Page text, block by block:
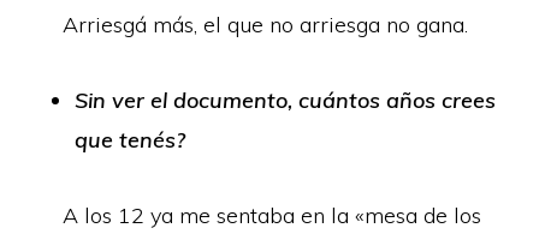
Arriesgá más, el que no arriesga no gana.
Sin ver el documento, cuántos años crees
que tenés?
A los 12 ya me sentaba en la «mesa de los